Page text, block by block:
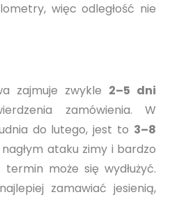
więc odległość nie
zajmuje zwykle 2–5 dni
zamówienia. W
do lutego, jest to 3–8
ataku zimy i bardzo
może się wydłużyć.
zamawiać jesienią,